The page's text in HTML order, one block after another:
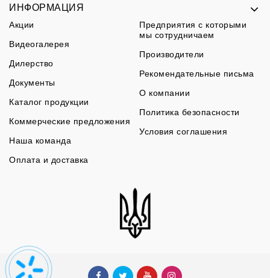
ИНФОРМАЦИЯ
Акции
Видеогалерея
Дилерство
Документы
Каталог продукции
Коммерческие предложения
Наша команда
Оплата и доставка
Предприятия с которыми
мы сотрудничаем
Производители
Рекомендательные письма
О компании
Политика безопасности
Условия соглашения